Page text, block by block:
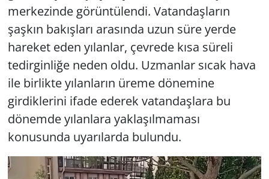
merkezinde görüntülendi. Vatandaşların
şaşkın bakışları arasında uzun süre yerde
hareket eden yılanlar, çevrede kısa süreli
tedirginliğe neden oldu. Uzmanlar sıcak hava
ile birlikte yılanların üreme dönemine
girdiklerini ifade ederek vatandaşlara bu
dönemde yılanlara yaklaşılmaması
konusunda uyarılarda bulundu.